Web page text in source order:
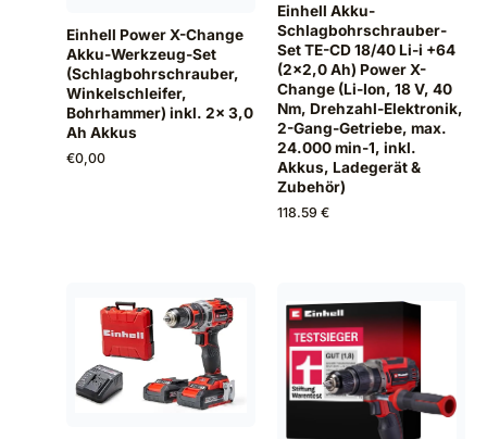
Einhell Power X-Change
Akku-Werkzeug-Set
(Schlagbohrschrauber,
Winkelschleifer,
Bohrhammer) inkl. 2x 3,0
Ah Akkus
€0,00
Einhell Akku-
Schlagbohrschrauber-
Set TE-CD 18/40 Li-i +64
(2x2,0 Ah) Power X-
Change (Li-Ion, 18 V, 40
Nm, Drehzahl-Elektronik,
2-Gang-Getriebe, max.
24.000 min-1, inkl.
Akkus, Ladegerät &
Zubehör)
118.59 €